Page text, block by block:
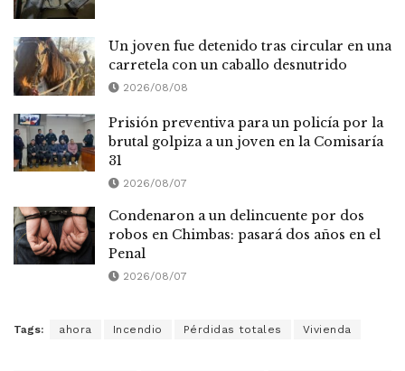
Un joven fue detenido tras circular en una
carretela con un caballo desnutrido
2026/08/08
Prisión preventiva para un policía por la
brutal golpiza a un joven en la Comisaría
31
2026/08/07
Condenaron a un delincuente por dos
robos en Chimbas: pasará dos años en el
Penal
2026/08/07
Tags: ahora Incendio Pérdidas totales Vivienda